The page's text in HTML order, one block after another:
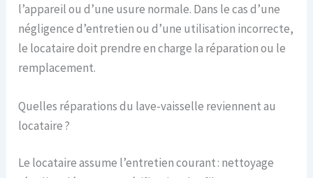
l’appareil ou d’une usure normale. Dans le cas d’une
négligence d’entretien ou d’une utilisation incorrecte,
le locataire doit prendre en charge la réparation ou le
remplacement.
Quelles réparations du lave-vaisselle reviennent au
locataire ?
Le locataire assume l’entretien courant : nettoyage